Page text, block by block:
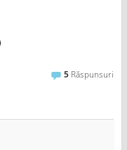
5 Răspunsuri